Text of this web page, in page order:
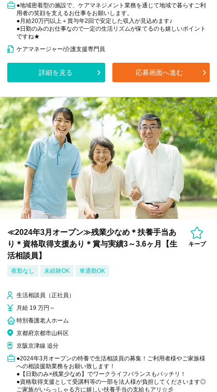
●地域密着型の施設で、ケアマネジメント業務を通じて地域で暮らすご利
用者の笑顔を支えるお仕事をお願いします。
●月給20万円以上＋賞与年2回で安定した収入が見込めます♪
●日勤のみのお仕事なので一定の生活リズムが保てるのも嬉しいポイント
ですね★
ケアマネージャー/介護支援専門員
詳細を見る 応募画面へ進む
≪2024年3月オープン≫残業少なめ＊扶養手当あ
り＊資格取得支援あり＊賞与実績3～3.6ヶ月【生
活相談員】
キープ
夜勤なし 未経験OK 車通勤OK
生活相談員（正社員）
月給 19 万円～
特別養護老人ホーム
京都府京都市山科区
京阪京津線 追分
●2024年3月オープンの特養で生活相談員の募集！ご利用者様やご家族様
への相談援助業務をお願い致します！
●【日勤のみ×残業少なめ】でワークライフバランスもバッチリ！
●資格取得支援として受講料等の一部を法人様が負担してくださいます◎
ご家族がいらっしゃる方に嬉しい扶養手当の支給もアリ☆彡